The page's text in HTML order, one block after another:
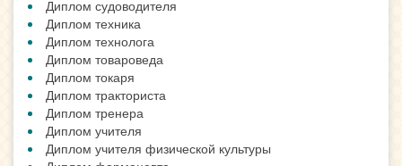
Диплом судоводителя
Диплом техника
Диплом технолога
Диплом товароведа
Диплом токаря
Диплом тракториста
Диплом тренера
Диплом учителя
Диплом учителя физической культуры